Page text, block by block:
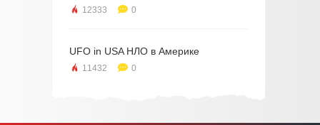
12333 0
UFO in USA НЛО в Америке
11432 0